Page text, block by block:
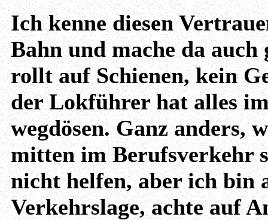
Ich kenne diesen
Bahn und mache da
rollt auf Schienen, kein
der Lokführer hat alles
wegdösen. Ganz anders,
mitten im Berufsverkehr
nicht helfen, aber ich bin
Verkehrslage, achte auf